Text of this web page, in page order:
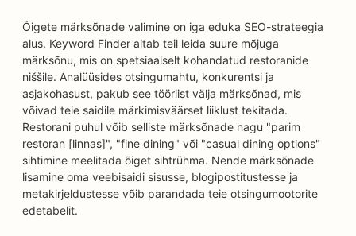
Õigete märksõnade valimine on iga eduka SEO-strateegia
alus. Keyword Finder aitab teil leida suure mõjuga
märksõnu, mis on spetsiaalselt kohandatud restoranide
niššile. Analüüsides otsingumahtu, konkurentsi ja
asjakohasust, pakub see tööriist välja märksõnad, mis
võivad teie saidile märkimisväärset liiklust tekitada.
Restorani puhul võib selliste märksõnade nagu "parim
restoran [linnas]", "fine dining" või "casual dining options"
sihtimine meelitada õiget sihtrühma. Nende märksõnade
lisamine oma veebisaidi sisusse, blogipostitustesse ja
metakirjeldustesse võib parandada teie otsingumootorite
edetabelit.